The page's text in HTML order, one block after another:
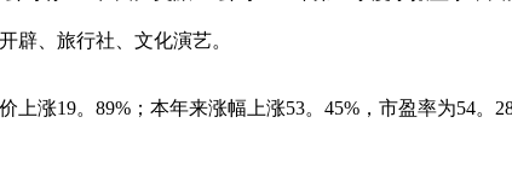
辟、旅行社、文化演艺。
涨19。89%；本年来涨幅上涨53。45%，市盈率为54。